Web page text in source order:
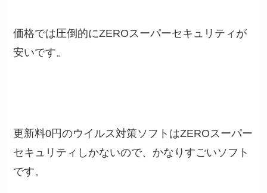
価格では圧倒的にZEROスーパーセキュリティが
安いです。
更新料0円のウイルス対策ソフトはZEROスーパー
セキュリティしかないので、かなりすごいソフト
です。